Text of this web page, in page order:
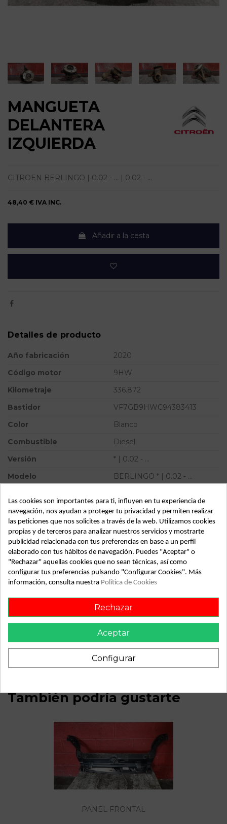
MANGUETA
DELANTERA
IZQUIERDA
CITROEN BERLINGO | 0.02 - ... | 0.02 - ...
48,40 € IVA INC.
Añadir a la cesta
Detalles de producto
Año fabricación
2020
Código motor
9HW
Kilometraje
336.872
Bastidor
VF7GB9HWC94383413
Color
Blanco
Combustible
Diesel
Versión
* | 0.02 - ...
Modelo
BERLINGO * | 0.02 - ...
Almacén
49349
SubAlmacén
370
SubSubAlmacén
100029407
ID: 787635
Fecha disponible: 2022-04-04
Descripción
Recambio de mangueta delantera izquierda para citroen
berlingo | 0.02 - ... | 0.02 - ... referencia OEM IAM
También podría gustarte
PANEL FRONTAL
Las cookies son importantes para ti, influyen en tu experiencia de
navegación, nos ayudan a proteger tu privacidad y permiten realizar
las peticiones que nos solicites a través de la web. Utilizamos cookies
propias y de terceros para analizar nuestros servicios y mostrarte
publicidad relacionada con tus preferencias en base a un perfil
elaborado con tus hábitos de navegación. Puedes "Aceptar" o
"Rechazar" aquellas cookies que no sean técnicas, así como
configurar tus preferencias pulsando "Configurar Cookies". Más
información, consulta nuestra Política de Cookies
Rechazar
Aceptar
Configurar